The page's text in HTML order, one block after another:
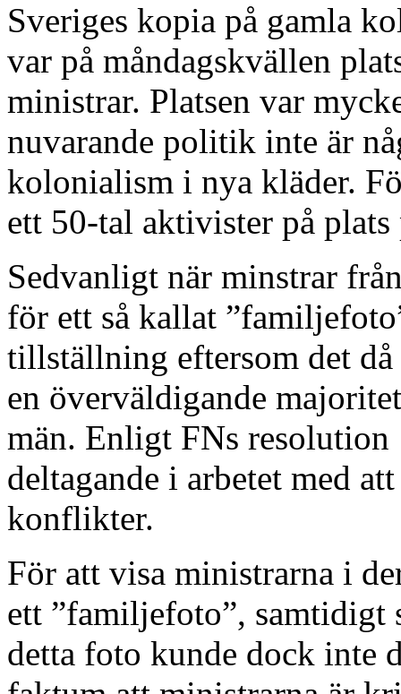
Sveriges kopia på gamla
var på måndagskvällen
ministrar. Platsen var
nuvarande politik inte är
kolonialism i nya kläder.
ett 50-tal aktivister på
Sedvanligt när minstrar
för ett så kallat
tillställning eftersom det
en överväldigande
män. Enligt FNs
deltagande i arbetet med
konflikter.
För att visa ministrarna i
ett ”familjefoto”, samtidigt
detta foto kunde dock inte